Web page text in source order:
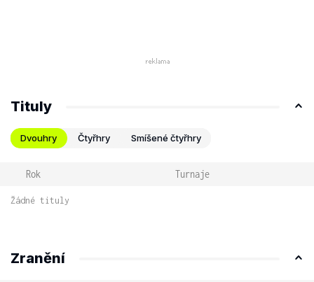
Tituly
Dvouhry Čtyřhry Smíšené čtyřhry
Rok Turnaje
Žádné tituly
Zranění